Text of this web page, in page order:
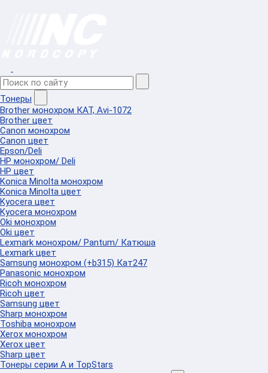
Тонеры
Brother монохром КАТ, Avi-1072
Brother цвет
Canon монохром
Canon цвет
Epson/Deli
HP монохром/ Deli
HP цвет
Konica Minolta монохром
Konica Minolta цвет
Kyocera цвет
Kyocera монохром
Oki монохром
Oki цвет
Lexmark монохром/ Pantum/ Катюша
Lexmark цвет
Samsung монохром (+b315) Кат247
Panasonic монохром
Ricoh монохром
Ricoh цвет
Samsung цвет
Sharp монохром
Toshiba монохром
Xerox монохром
Xerox цвет
Sharp цвет
Тонеры серии А и TopStars